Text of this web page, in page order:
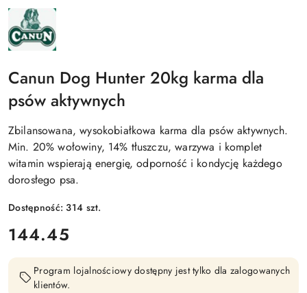
NAZWA
PRODUCENTA:
CANUN
Canun Dog Hunter 20kg karma dla
psów aktywnych
Zbilansowana, wysokobiałkowa karma dla psów aktywnych.
Min. 20% wołowiny, 14% tłuszczu, warzywa i komplet
witamin wspierają energię, odporność i kondycję każdego
dorosłego psa.
Dostępność:314 szt.
cena:
144.45
Program lojalnościowy dostępny jest tylko dla zalogowanych
klientów.